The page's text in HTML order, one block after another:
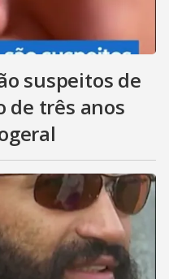
suspeitos de
de três anos